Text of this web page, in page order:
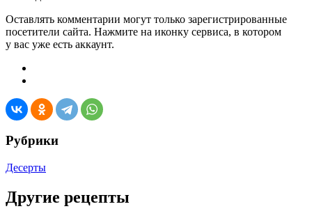
Оставлять комментарии могут только зарегистрированные
посетители сайта. Нажмите на иконку сервиса, в котором
у вас уже есть аккаунт.
Рубрики
Десерты
Другие рецепты